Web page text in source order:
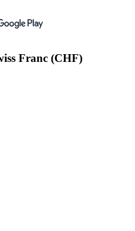
Franc (CHF)